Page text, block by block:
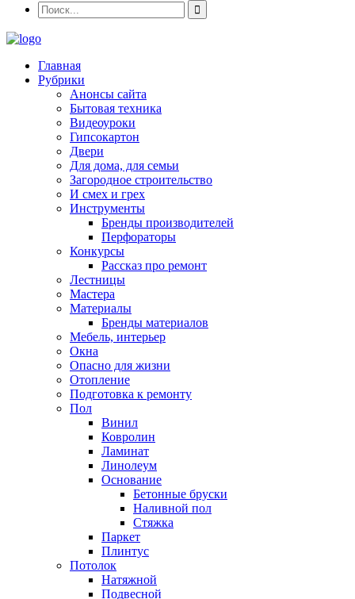
Главная
Рубрики
Анонсы сайта
Бытовая техника
Видеоуроки
Гипсокартон
Двери
Для дома, для семьи
Загородное строительство
И смех и грех
Инструменты
Бренды производителей
Перфораторы
Конкурсы
Рассказ про ремонт
Лестницы
Мастера
Материалы
Бренды материалов
Мебель, интерьер
Окна
Опасно для жизни
Отопление
Подготовка к ремонту
Пол
Винил
Ковролин
Ламинат
Линолеум
Основание
Бетонные бруски
Наливной пол
Стяжка
Паркет
Плинтус
Потолок
Натяжной
Подвесной